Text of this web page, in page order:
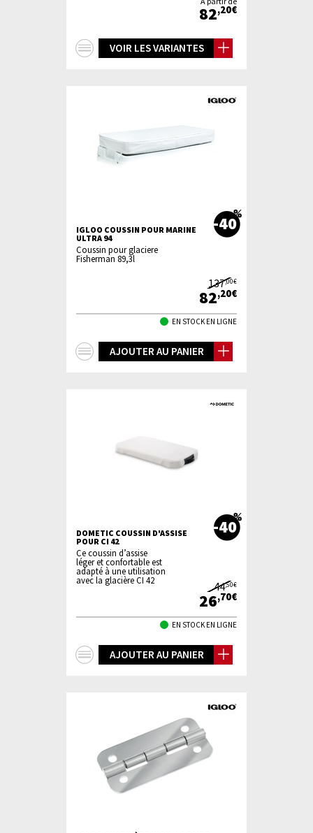
82,20€
VOIR LES VARIANTES
IGLOO COUSSIN POUR MARINE
ULTRA 94
-40
Coussin pour glaciere
Fisherman 89,3l
137,00€
82,20€
EN STOCK EN LIGNE
AJOUTER AU PANIER
DOMETIC COUSSIN D'ASSISE
POUR CI 42
-40
Ce coussin d’assise
léger et confortable est
adapté à une utilisation
avec la glacière CI 42
44,50€
26,70€
EN STOCK EN LIGNE
AJOUTER AU PANIER